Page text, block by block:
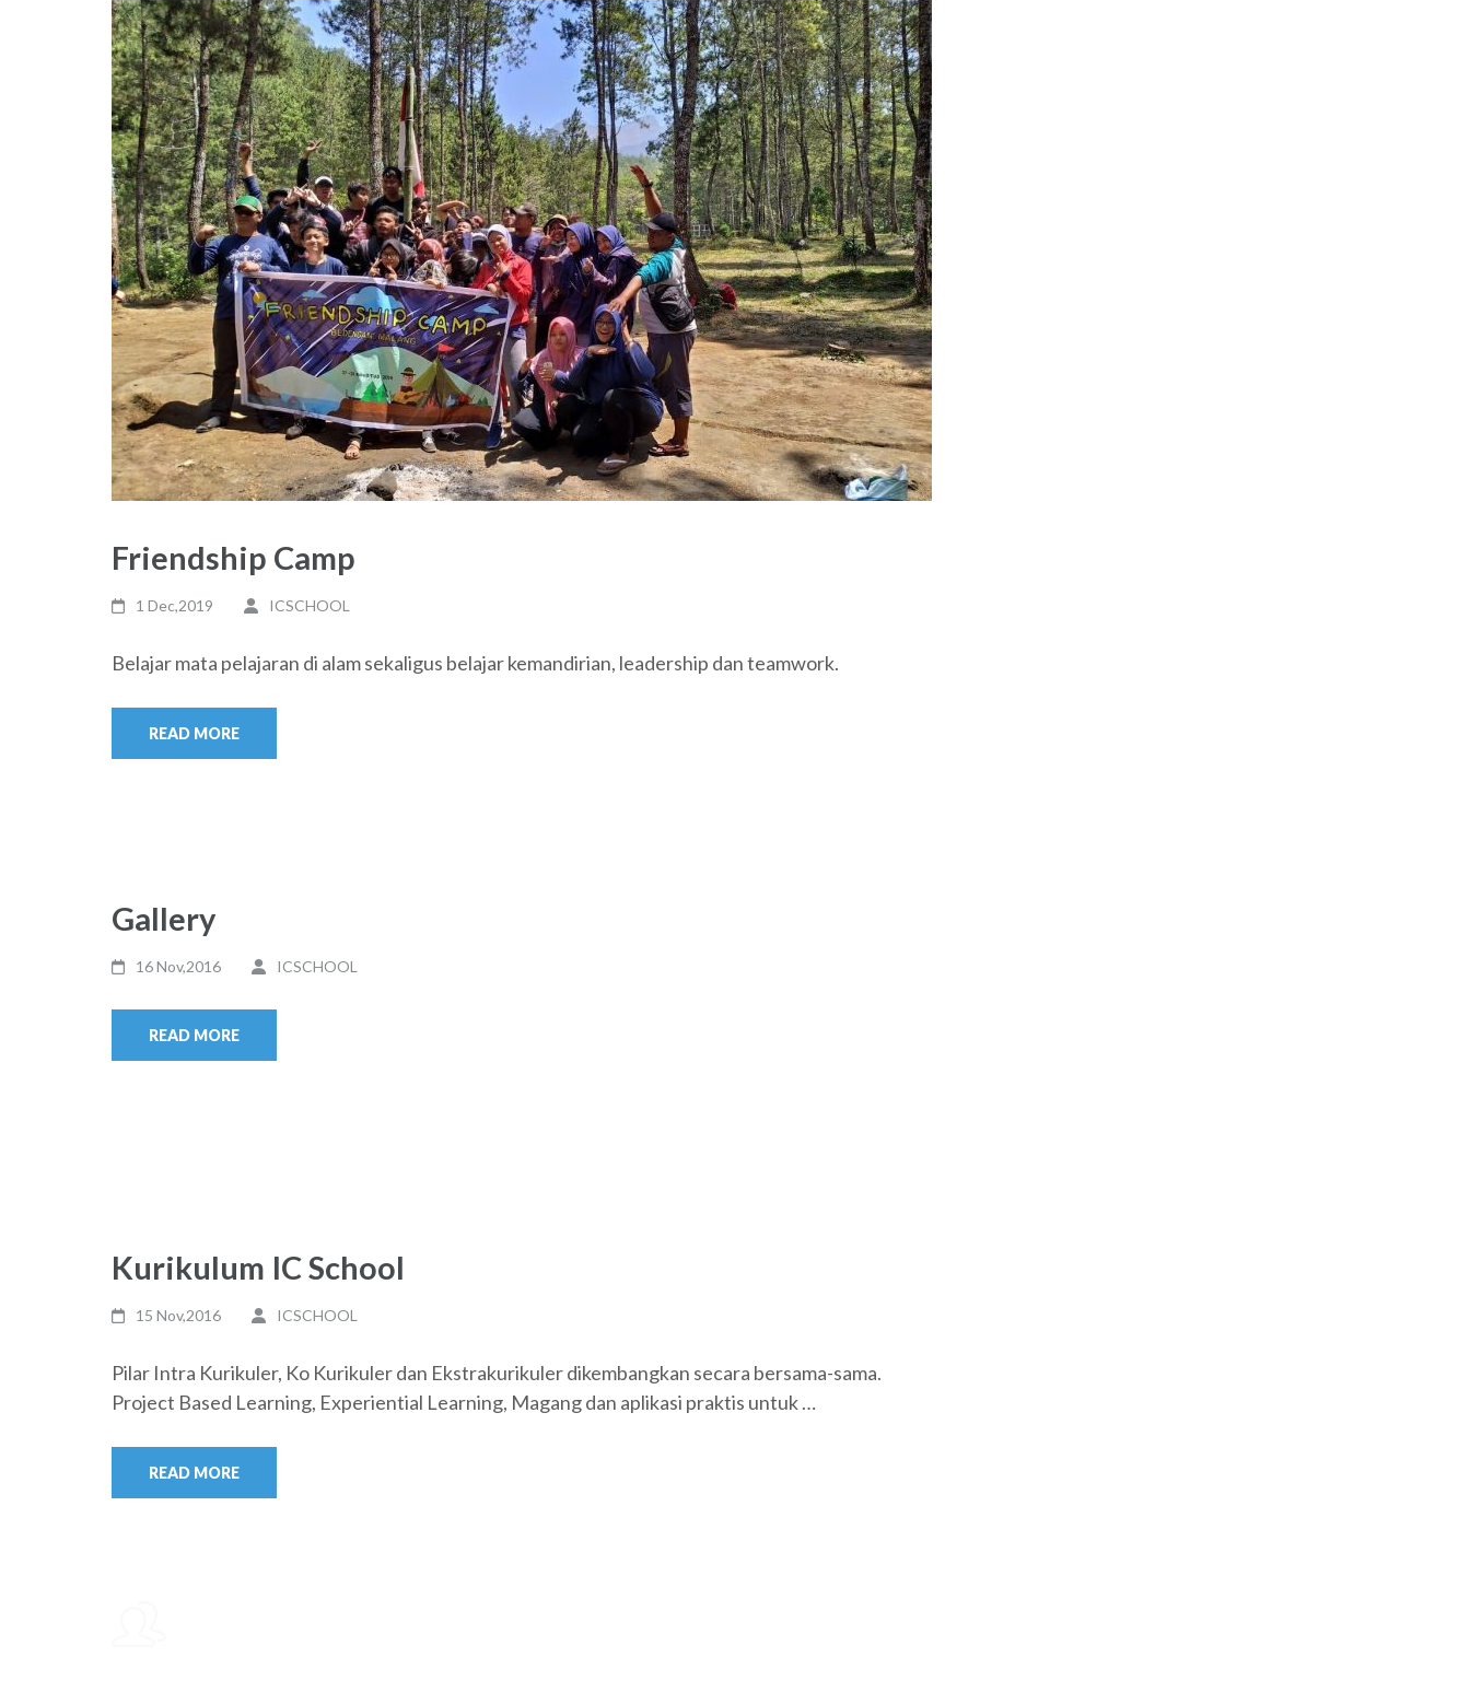
Friendship Camp
1 Dec,2019 ICSCHOOL
Belajar mata pelajaran di alam sekaligus belajar kemandirian, leadership dan teamwork.
READ MORE
Gallery
16 Nov,2016 ICSCHOOL
READ MORE
Kurikulum IC School
15 Nov,2016 ICSCHOOL
Pilar Intra Kurikuler, Ko Kurikuler dan Ekstrakurikuler dikembangkan secara bersama-sama.
Project Based Learning, Experiential Learning, Magang dan aplikasi praktis untuk …
READ MORE